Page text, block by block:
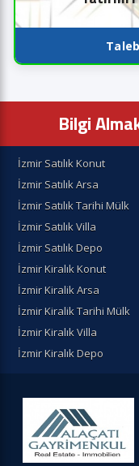
Bilgi
İzmir Satılık Konut
İzmir Satılık Arsa
İzmir Satılık Tarihi Mülk
İzmir Satılık Villa
İzmir Satılık Depo
İzmir Kiralık Konut
İzmir Kiralik Arsa
İzmir Kiralik Tarihi Mülk
İzmir Kiralık Villa
İzmir Kiralık Depo